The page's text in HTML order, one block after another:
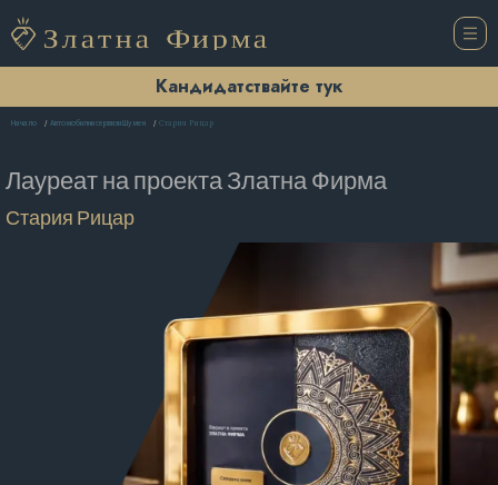
Кандидатствайте тук
Начало Автомобилни сервизи Шумен Стария Рицар
Лауреат на проектаЗлатна Фирма
Стария Рицар